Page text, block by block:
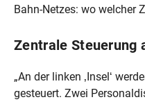
Bahn-Netzes: wo welcher
Zentrale Steuerung
„An der linken ‚Insel‘
gesteuert. Zwei